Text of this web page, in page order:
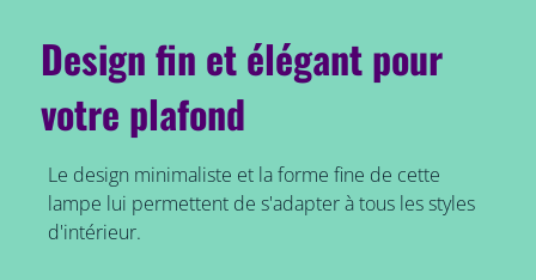
Design fin et élégant pour
votre plafond
Le design minimaliste et la forme fine de cette
lampe lui permettent de s'adapter à tous les styles
d'intérieur.